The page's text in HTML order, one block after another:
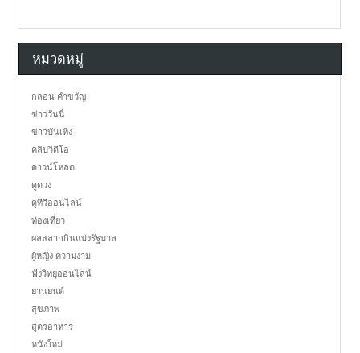
หมวดหมู่
กลอน คำขวัญ
ข่าววันนี้
ข่าวบันเทิง
คลิปวิดีโอ
ดาวน์โหลด
ดูดวง
ดูทีวีออนไลน์
ท่องเที่ยว
ผลสลากกินแบ่งรัฐบาล
ผู้หญิง ความงาม
ฟังวิทยุออนไลน์
ยานยนต์
สุขภาพ
สูตรอาหาร
หนังใหม่